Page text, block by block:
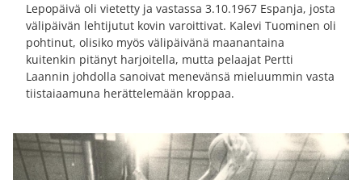
Lepopäivä oli vietetty ja vastassa 3.10.1967 Espanja, josta
välipäivän lehtijutut kovin varoittivat. Kalevi Tuominen oli
pohtinut, olisiko myös välipäivänä maanantaina
kuitenkin pitänyt harjoitella, mutta pelaajat Pertti
Laannin johdolla sanoivat menevänsä mieluummin vasta
tiistaiaamuna herättelemään kroppaa.